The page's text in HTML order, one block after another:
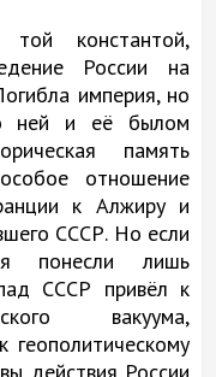
той константой,
России на
империя, но
ней и её былом
память
отношение
к Алжиру и
СССР. Но если
понесли лишь
СССР привёл к
вакуума,
геополитическому